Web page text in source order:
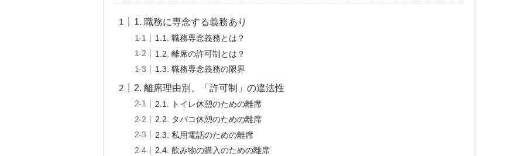
1. 職務に専念する義務あり
1.1. 職務専念義務とは？
1.2. 離席の許可制とは？
1.3. 職務専念義務の限界
2. 離席理由別、「許可制」の違法性
2.1. トイレ休憩のための離席
2.2. タバコ休憩のための離席
2.3. 私用電話のための離席
2.4. 飲み物の購入のための離席